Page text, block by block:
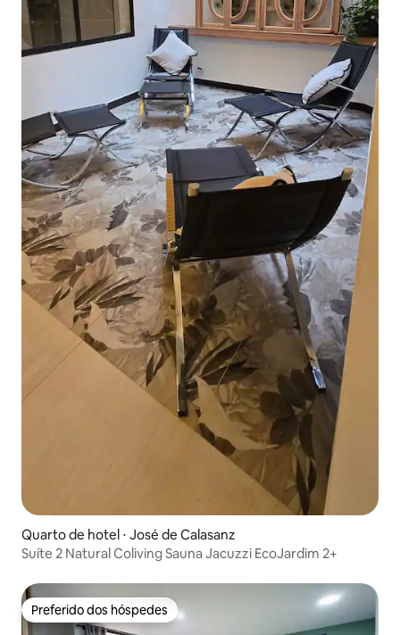
Quarto de hotel ⋅ José de Calasanz
Suíte 2 Natural Coliving Sauna Jacuzzi EcoJardim 2+
Preferido dos hóspedes
Preferido dos hóspedes